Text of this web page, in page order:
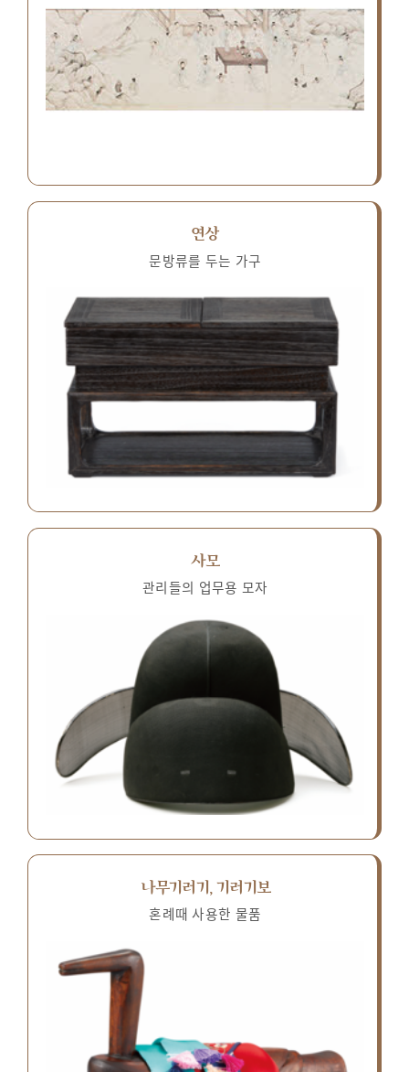
연상
문방류를 두는 가구
사모
관리들의 업무용 모자
나무기러기, 기러기보
혼례때 사용한 물품